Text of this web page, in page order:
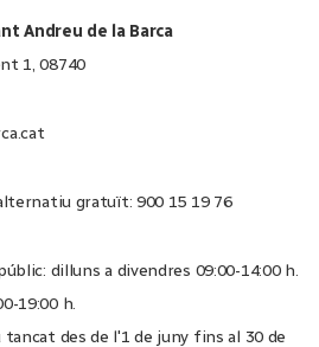
Andreu de la Barca
1, 08740
gratuït: 900 15 19 76
dilluns a divendres 09:00-14:00 h.
19:00 h.
des de l'1 de juny fins al 30 de